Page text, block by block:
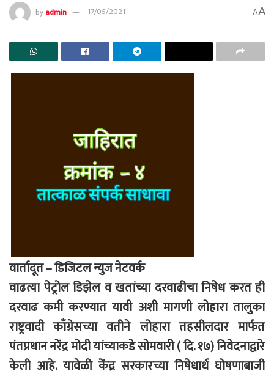
byadmin 17/05/2021 AA
वार्तादूत – डिजिटल न्युज नेटवर्क
वाढत्या पेट्रोल डिझेल व खतांच्या दरवाढीचा निषेध करत ही
दरवाढ कमी करण्यात यावी अशी मागणी लोहारा तालुका
राष्ट्रवादी काँग्रेसच्या वतीने लोहारा तहसीलदार मार्फत
पंतप्रधान नरेंद्र मोदी यांच्याकडे सोमवारी ( दि. १७) निवेदनाद्वारे
केली आहे. यावेळी केंद्र सरकारच्या निषेधार्थ घोषणाबाजी